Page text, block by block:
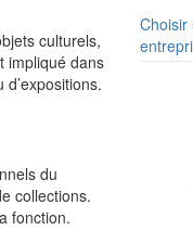
culturels,
impliqué dans
du
collections.
fonction.
Choisir